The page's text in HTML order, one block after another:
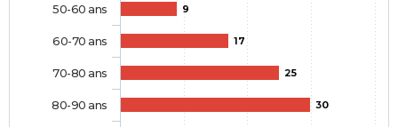
9
17
25
30
50-60 ans
60-70 ans
70-80 ans
80-90 ans